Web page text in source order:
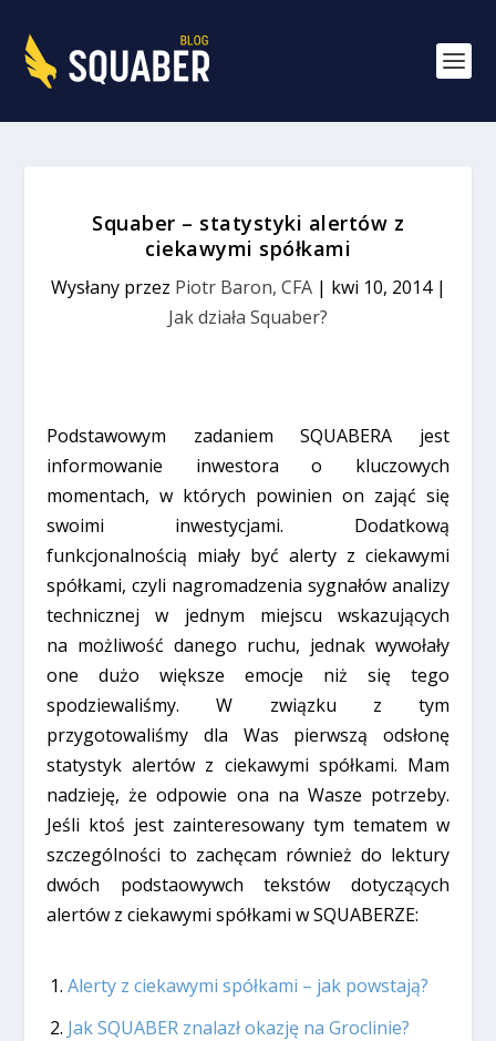
Squaber – statystyki alertów z
ciekawymi spółkami
Wysłany przez Piotr Baron, CFA| kwi 10, 2014|
Jak działa Squaber?
Podstawowym zadaniem SQUABERA jest
informowanie inwestora o kluczowych
momentach, w których powinien on zająć się
swoimi inwestycjami. Dodatkową
funkcjonalnością miały być alerty z ciekawymi
spółkami, czyli nagromadzenia sygnałów analizy
technicznej w jednym miejscu wskazujących
na możliwość danego ruchu, jednak wywołały
one dużo większe emocje niż się tego
spodziewaliśmy. W związku z tym
przygotowaliśmy dla Was pierwszą odsłonę
statystyk alertów z ciekawymi spółkami. Mam
nadzieję, że odpowie ona na Wasze potrzeby.
Jeśli ktoś jest zainteresowany tym tematem w
szczególności to zachęcam również do lektury
dwóch podstaowywch tekstów dotyczących
alertów z ciekawymi spółkami w SQUABERZE:
Alerty z ciekawymi spółkami – jak powstają?
Jak SQUABER znalazł okazję na Groclinie?